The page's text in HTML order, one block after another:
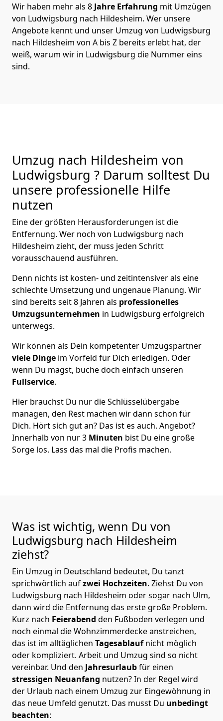
Wir haben mehr als 8 Jahre Erfahrung mit Umzügen
von Ludwigsburg nach Hildesheim. Wer unsere
Angebote kennt und unser Umzug von Ludwigsburg
nach Hildesheim von A bis Z bereits erlebt hat, der
weiß, warum wir in Ludwigsburg die Nummer eins
sind.
Umzug nach Hildesheim von
Ludwigsburg ? Darum solltest Du
unsere professionelle Hilfe
nutzen
Eine der größten Herausforderungen ist die
Entfernung. Wer noch von Ludwigsburg nach
Hildesheim zieht, der muss jeden Schritt
vorausschauend ausführen.
Denn nichts ist kosten- und zeitintensiver als eine
schlechte Umsetzung und ungenaue Planung. Wir
sind bereits seit 8 Jahren als professionelles
Umzugsunternehmen in Ludwigsburg erfolgreich
unterwegs.
Wir können als Dein kompetenter Umzugspartner
viele Dinge im Vorfeld für Dich erledigen. Oder
wenn Du magst, buche doch einfach unseren
Fullservice.
Hier brauchst Du nur die Schlüsselübergabe
managen, den Rest machen wir dann schon für
Dich. Hört sich gut an? Das ist es auch. Angebot?
Innerhalb von nur 3 Minuten bist Du eine große
Sorge los. Lass das mal die Profis machen.
Was ist wichtig, wenn Du von
Ludwigsburg nach Hildesheim
ziehst?
Ein Umzug in Deutschland bedeutet, Du tanzt
sprichwörtlich aufzwei Hochzeiten. Ziehst Du von
Ludwigsburg nach Hildesheim oder sogar nach Ulm,
dann wird die Entfernung das erste große Problem.
Kurz nach Feierabend den Fußboden verlegen und
noch einmal die Wohnzimmerdecke anstreichen,
das ist im alltäglichen Tagesablaufnicht möglich
oder kompliziert. Arbeit und Umzug sind so nicht
vereinbar. Und den Jahresurlaubfür einen
stressigen Neuanfang nutzen? In der Regel wird
der Urlaub nach einem Umzug zur Eingewöhnung in
das neue Umfeld genutzt. Das musst Du unbedingt
beachten: